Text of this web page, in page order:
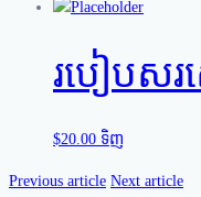
របៀបសរ
$20.00 ទិញ
Previous article Next article